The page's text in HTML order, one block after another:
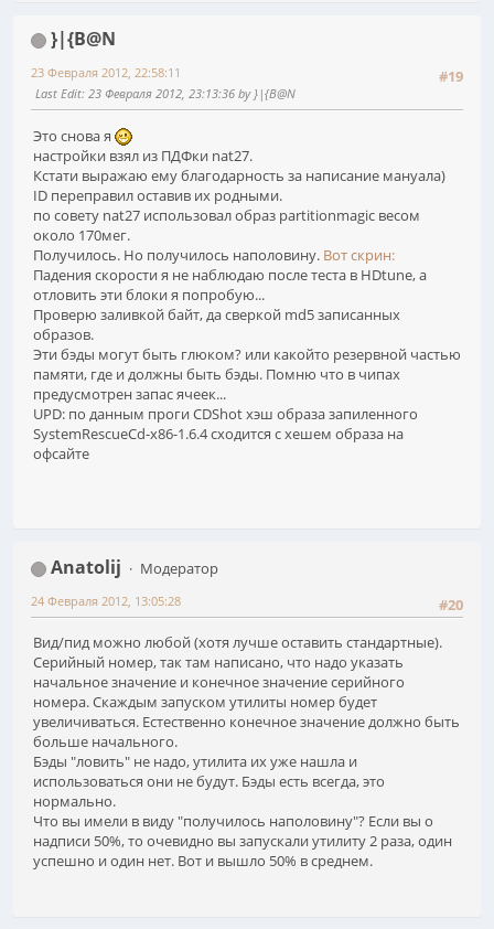
}|{B@N
#19
23 Февраля 2012, 22:58:11
Last Edit: 23 Февраля 2012, 23:13:36 by }|{B@N
Это снова я
настройки взял из ПДФки nat27.
Кстати выражаю ему благодарность за написание мануала)
ID переправил оставив их родными.
по совету nat27 использовал образ partitionmagic весом
около 170мег.
Получилось. Но получилось наполовину. Вот скрин:
Падения скорости я не наблюдаю после теста в HDtune, а
отловить эти блоки я попробую...
Проверю заливкой байт, да сверкой md5 записанных
образов.
Эти бэды могут быть глюком? или какойто резервной частью
памяти, где и должны быть бэды. Помню что в чипах
предусмотрен запас ячеек...
UPD: по данным проги CDShot хэш образа запиленного
SystemRescueCd-x86-1.6.4 сходится с хешем образа на
офсайте
Anatolij
Модератор
#20
24 Февраля 2012, 13:05:28
Вид/пид можно любой (хотя лучше оставить стандартные).
Серийный номер, так там написано, что надо указать
начальное значение и конечное значение серийного
номера. Скаждым запуском утилиты номер будет
увеличиваться. Естественно конечное значение должно быть
больше начального.
Бэды "ловить" не надо, утилита их уже нашла и
использоваться они не будут. Бэды есть всегда, это
нормально.
Что вы имели в виду "получилось наполовину"? Если вы о
надписи 50%, то очевидно вы запускали утилиту 2 раза, один
успешно и один нет. Вот и вышло 50% в среднем.